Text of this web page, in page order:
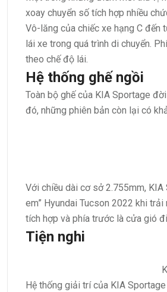
xoay chuyển số tích hợp nhiều
Vô-lăng của chiếc xe hạng C đến
lái xe trong quá trình di chuyển.
theo chế độ lái.
Hệ thống ghế ngồi
Toàn bộ ghế của KIA Sportage
đó, những phiên bản còn lại có
Với chiều dài cơ sở 2.755mm,
em” Hyundai Tucson 2022 khi
tích hợp và phía trước là cửa gió
Tiện nghi
Hệ thống giải trí của KIA